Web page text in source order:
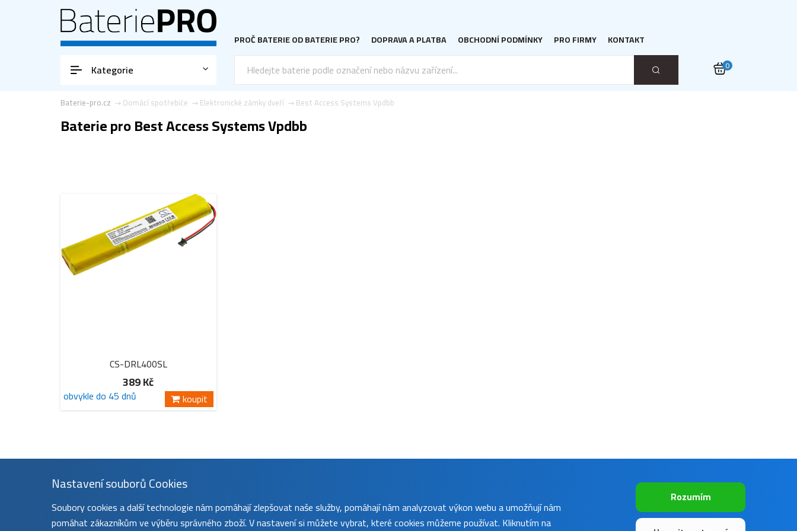
PROČ BATERIE OD BATERIE PRO? DOPRAVA A PLATBA OBCHODNÍ PODMÍNKY PRO FIRMY KONTAKT
Kategorie 0
Best Access Systems Vpdbb
Elektronické zámky dveří
Domácí spotřebiče
Baterie-pro.cz
Baterie pro Best Access Systems Vpdbb
CS-DRL400SL
389 Kč
obvykle do 45 dnů koupit
Nastavení souborů Cookies
Soubory cookies a další technologie nám pomáhají zlepšovat naše služby, pomáhají nám analyzovat výkon webu a umožňují nám
pomáhat zákazníkům ve výběru správného zboží. V nastavení si můžete vybrat, které cookies můžeme používat. Kliknutím na
Rozumím